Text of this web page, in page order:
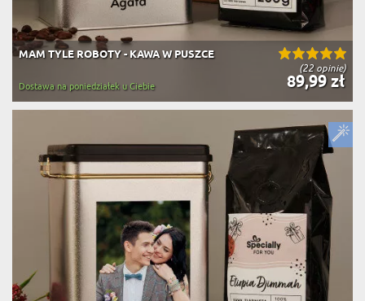
(22 opinie)
MAM TYLE ROBOTY - KAWA W PUSZCE
89,99 zł
Dostawa na poniedziałek u Ciebie